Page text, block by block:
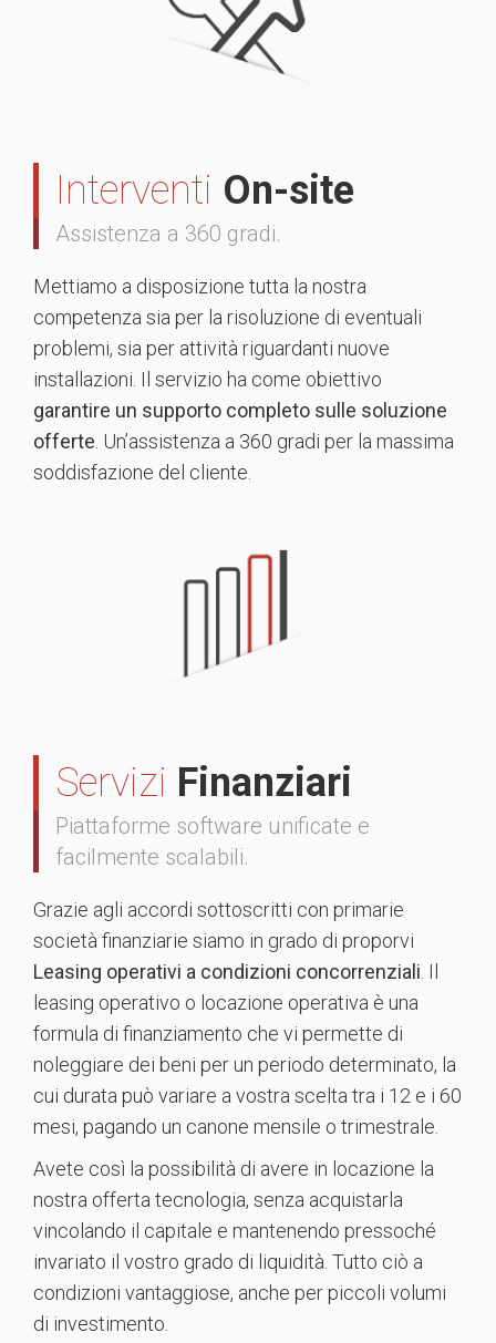
Interventi On-site
Assistenza a 360 gradi.
Mettiamo a disposizione tutta la nostra
competenza sia per la risoluzione di eventuali
problemi, sia per attività riguardanti nuove
installazioni. Il servizio ha come obiettivo
garantire un supporto completo sulle soluzione
offerte . Un’assistenza a 360 gradi per la massima
soddisfazione del cliente.
Servizi Finanziari
Piattaforme software unificate e
facilmente scalabili.
Grazie agli accordi sottoscritti con primarie
società finanziarie siamo in grado di proporvi
Leasing operativi a condizioni concorrenziali . Il
leasing operativo o locazione operativa è una
formula di finanziamento che vi permette di
noleggiare dei beni per un periodo determinato, la
cui durata può variare a vostra scelta tra i 12 e i 60
mesi, pagando un canone mensile o trimestrale.
Avete così la possibilità di avere in locazione la
nostra offerta tecnologia, senza acquistarla
vincolando il capitale e mantenendo pressoché
invariato il vostro grado di liquidità. Tutto ciò a
condizioni vantaggiose, anche per piccoli volumi
di investimento.